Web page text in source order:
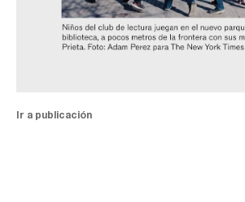
Ir a publicación